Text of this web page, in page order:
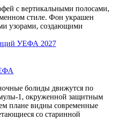
УЕФА 2027